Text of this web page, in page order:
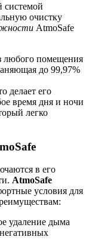
системой
очистку
AtmoSafe
любого помещения
до 99,97%
делает его
время дня и ночи
легко
в его
AtmoSafe
условия для
удаление дыма